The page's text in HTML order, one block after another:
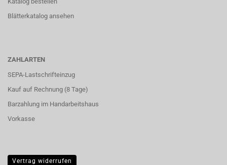
Blätterkatalog ansehen
ZAHLARTEN
SEPA-Lastschrifteinzug
Kauf auf Rechnung (8 Tage)
Barzahlung im Handarbeitshaus
Vorkasse
Vertrag widerrufen